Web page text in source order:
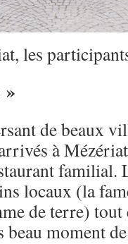
les
»
de beaux
à
familial.
locaux (la
de terre) tout
beau moment